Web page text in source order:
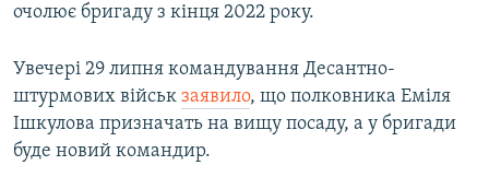
очолює бригаду з кінця 2022 року.
Увечері 29 липня командування Десантно-
штурмових військ заявило, що полковника Еміля
Ішкулова призначать на вищу посаду, а у бригади
буде новий командир.